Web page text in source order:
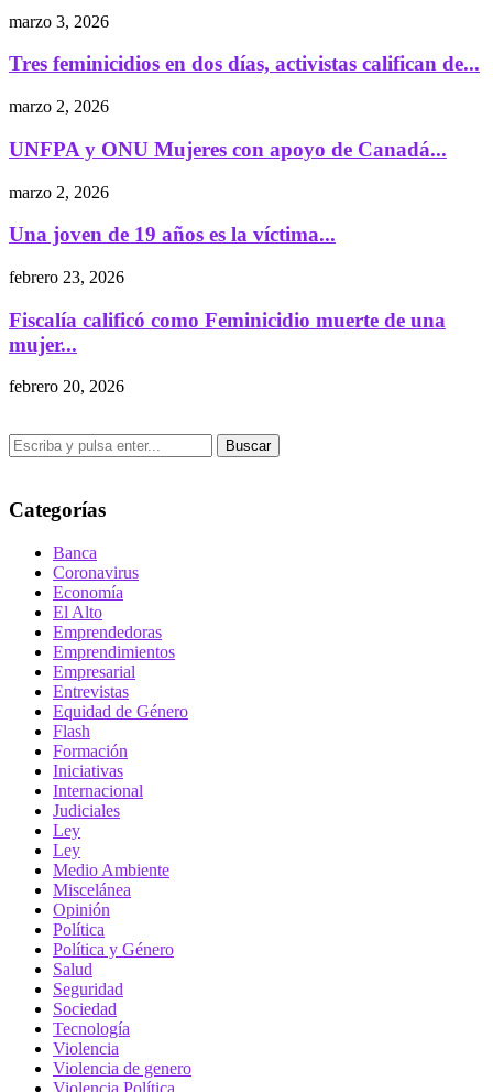
marzo 3, 2026
Tres feminicidios en dos días, activistas califican de...
marzo 2, 2026
UNFPA y ONU Mujeres con apoyo de Canadá...
marzo 2, 2026
Una joven de 19 años es la víctima...
febrero 23, 2026
Fiscalía calificó como Feminicidio muerte de una
mujer...
febrero 20, 2026
Buscar
Categorías
Banca
Coronavirus
Economía
El Alto
Emprendedoras
Emprendimientos
Empresarial
Entrevistas
Equidad de Género
Flash
Formación
Iniciativas
Internacional
Judiciales
Ley
Ley
Medio Ambiente
Miscelánea
Opinión
Política
Política y Género
Salud
Seguridad
Sociedad
Tecnología
Violencia
Violencia de genero
Violencia Política